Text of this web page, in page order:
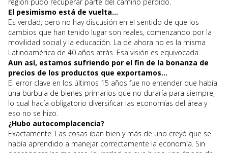
El pesimismo está de vuelta…
Es verdad, pero no hay discusión en el sentido de que los
cambios que han tenido lugar son reales, comenzando por la
movilidad social y la educación. La de ahora no es la misma
Latinoamérica de 40 años atrás. Esa visión es equivocada.
Aun así, estamos sufriendo por el fin de la bonanza de
precios de los productos que exportamos…
El error clave en los últimos 15 años fue no entender que había
una burbuja de bienes primarios que no duraría para siempre,
lo cual hacía obligatorio diversificar las economías del área y
eso no se hizo.
¿Hubo autocomplacencia?
Exactamente. Las cosas iban bien y más de uno creyó que se
había aprendido a manejar correctamente la economía. Sin